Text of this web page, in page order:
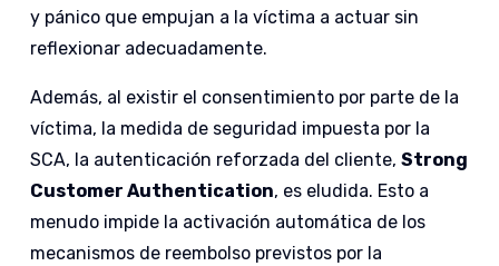
y pánico que empujan a la víctima a actuar sin
reflexionar adecuadamente.
Además, al existir el consentimiento por parte de la
víctima, la medida de seguridad impuesta por la
SCA, la autenticación reforzada del cliente,Strong
Customer Authentication, es eludida. Esto a
menudo impide la activación automática de los
mecanismos de reembolso previstos por la